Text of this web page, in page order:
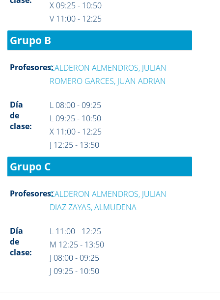
X 09:25 - 10:50
V 11:00 - 12:25
Grupo B
Profesores:CALDERON ALMENDROS, JULIAN
ROMERO GARCES, JUAN ADRIAN
Día
de
clase:
L 08:00 - 09:25
L 09:25 - 10:50
X 11:00 - 12:25
J 12:25 - 13:50
Grupo C
Profesores:CALDERON ALMENDROS, JULIAN
DIAZ ZAYAS, ALMUDENA
Día
de
clase:
L 11:00 - 12:25
M 12:25 - 13:50
J 08:00 - 09:25
J 09:25 - 10:50